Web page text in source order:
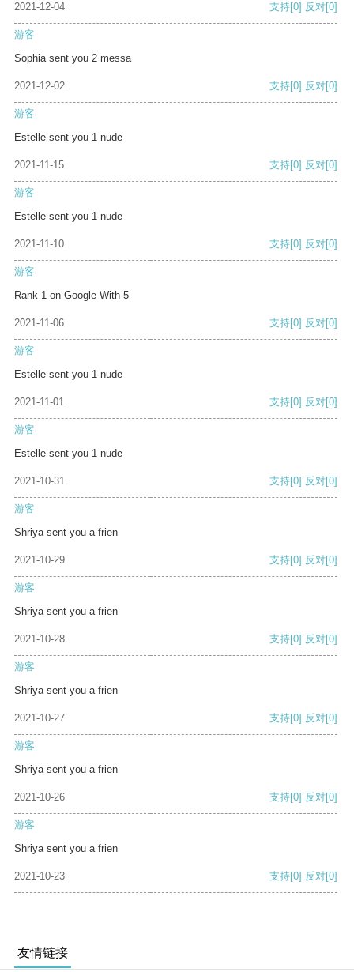
2021-12-04 支持[0] 反对[0]
游客
Sophia sent you 2 messa
2021-12-02 支持[0] 反对[0]
游客
Estelle sent you 1 nude
2021-11-15 支持[0] 反对[0]
游客
Estelle sent you 1 nude
2021-11-10 支持[0] 反对[0]
游客
Rank 1 on Google With 5
2021-11-06 支持[0] 反对[0]
游客
Estelle sent you 1 nude
2021-11-01 支持[0] 反对[0]
游客
Estelle sent you 1 nude
2021-10-31 支持[0] 反对[0]
游客
Shriya sent you a frien
2021-10-29 支持[0] 反对[0]
游客
Shriya sent you a frien
2021-10-28 支持[0] 反对[0]
游客
Shriya sent you a frien
2021-10-27 支持[0] 反对[0]
游客
Shriya sent you a frien
2021-10-26 支持[0] 反对[0]
游客
Shriya sent you a frien
2021-10-23 支持[0] 反对[0]
友情链接